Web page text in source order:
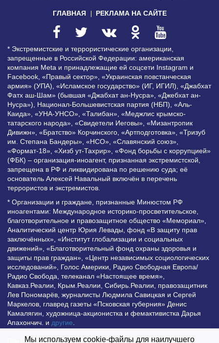
ГЛАВНАЯ РЕКЛАМА НА САЙТЕ
* Экстремистские и террористические организации,
запрещенные в Российской Федерации: американская
компания Meta и принадлежащие ей соцсети Instagram и
Facebook, «Правый сектор», «Украинская повстанческая
армия» (УПА), «Исламское государство» (ИГ, ИГИЛ), «Джабхат
Фатх аш-Шам» (бывшая «Джабхат ан-Нусра», «Джебхат ан-
Нусра»), Национал-Большевистская партия (НБП), «Аль-
Каида», «УНА-УНСО», «Талибан», «Меджлис крымско-
татарского народа», «Свидетели Иеговы», «Мизантропик
Дивижн», «Братство» Корчинского, «Артподготовка», «Тризуб
им. Степана Бандеры», «НСО», «Славянский союз»,
«Формат-18», «Хизб ут-Тахрир», «Фонд борьбы с коррупцией»
(ФБК) – организация-иноагент, признанная экстремистской,
запрещена в РФ и ликвидирована по решению суда; её
основатель Алексей Навальный включён в перечень
террористов и экстремистов.
* Организации и граждане, признанные Минюстом РФ
иноагентами: Международное историко-просветительское,
благотворительное и правозащитное общество «Мемориал»,
Аналитический центр Юрия Левады, фонд «В защиту прав
заключённых», «Институт глобализации и социальных
движений», «Благотворительный фонд охраны здоровья и
защиты прав граждан», «Центр независимых социологических
исследований», Голос Америки, Радио Свободная Европа/
Радио Свобода, телеканал «Настоящее время»,
Кавказ.Реалии, Крым.Реалии, Сибирь.Реалии, правозащитник
Лев Пономарёв, журналисты Людмила Савицкая и Сергей
Маркелов, главред газеты «Псковская губерния» Денис
Камалягин, художница-акционистка и фемактивистка Дарья
Апахончич. и другие
Все права защищены и охраняются законом. Любое
Мы используем cookie-файлы для наилучшего